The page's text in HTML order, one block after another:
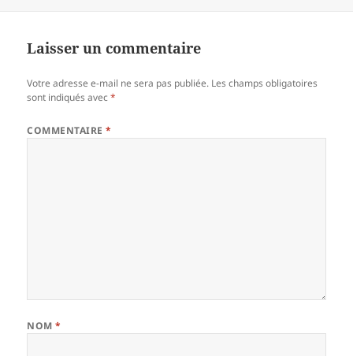
Laisser un commentaire
Votre adresse e-mail ne sera pas publiée. Les champs obligatoires
sont indiqués avec*
COMMENTAIRE*
NOM*